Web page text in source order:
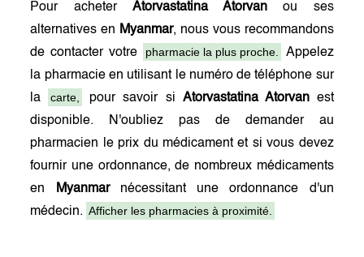
Pour acheter Atorvastatina Atorvan ou ses
alternatives en Myanmar, nous vous recommandons
de contacter votre
pharmacie la plus proche.
Appelez
la pharmacie en utilisant le numéro de téléphone sur
la
carte, pour savoir si Atorvastatina Atorvanest
disponible. N'oubliez pas de demander au
pharmacien le prix du médicament et si vous devez
fournir une ordonnance, de nombreux médicaments
en
Myanmarnécessitant une ordonnance d'un
médecin. Afficher les pharmacies à proximité.